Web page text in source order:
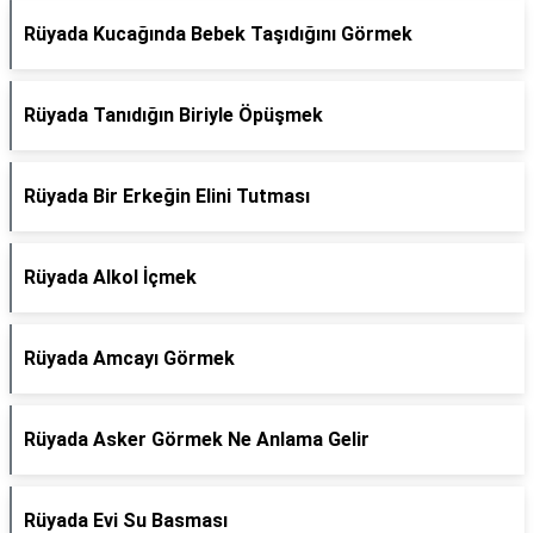
Rüyada Kucağında Bebek Taşıdığını Görmek
Rüyada Tanıdığın Biriyle Öpüşmek
Rüyada Bir Erkeğin Elini Tutması
Rüyada Alkol İçmek
Rüyada Amcayı Görmek
Rüyada Asker Görmek Ne Anlama Gelir
Rüyada Evi Su Basması